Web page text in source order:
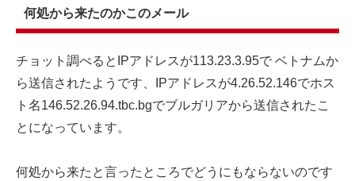
何処から来たのかこのメール
チョット調べるとIPアドレスが113.23.3.95で ベトナムか
ら送信されたようです、IPアドレスが4.26.52.146でホス
ト名146.52.26.94.tbc.bgでブルガリアから送信されたこ
とになっています。
何処から来たと言ったところでどうにもならないのです